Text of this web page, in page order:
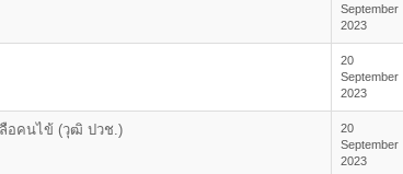
September
2023
20
September
2023
ลือคนไข้ (วุฒิ ปวช.)
20
September
2023